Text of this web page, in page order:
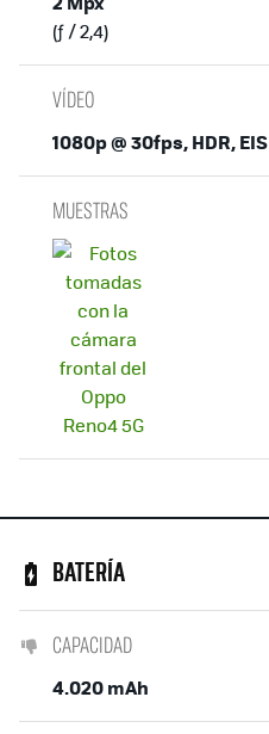
(ƒ / 2,4)
VÍDEO
1080p @ 30fps, HDR, EIS
MUESTRAS
BATERÍA
CAPACIDAD
4.020 mAh